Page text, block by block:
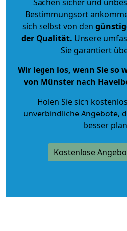
Sachen sicher und
Bestimmungsort
sich selbst von den
der Qualität. Unsere
Sie garantiert
Wir legen los, wenn Sie so
von Münster nach
Holen Sie sich
unverbindliche Angebote,
besser
Kostenlose